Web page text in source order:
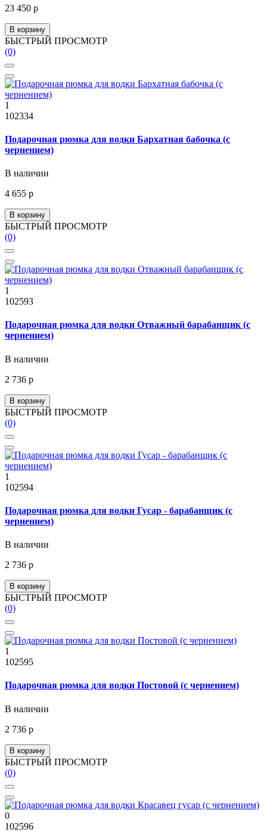
23 450 р
В корзину
БЫСТРЫЙ ПРОСМОТР
(0)
1
102334
Подарочная рюмка для водки Бархатная бабочка (с
чернением)
В наличии
4 655 р
В корзину
БЫСТРЫЙ ПРОСМОТР
(0)
1
102593
Подарочная рюмка для водки Отважный барабанщик (с
чернением)
В наличии
2 736 р
В корзину
БЫСТРЫЙ ПРОСМОТР
(0)
1
102594
Подарочная рюмка для водки Гусар - барабанщик (с
чернением)
В наличии
2 736 р
В корзину
БЫСТРЫЙ ПРОСМОТР
(0)
1
102595
Подарочная рюмка для водки Постовой (с чернением)
В наличии
2 736 р
В корзину
БЫСТРЫЙ ПРОСМОТР
(0)
0
102596